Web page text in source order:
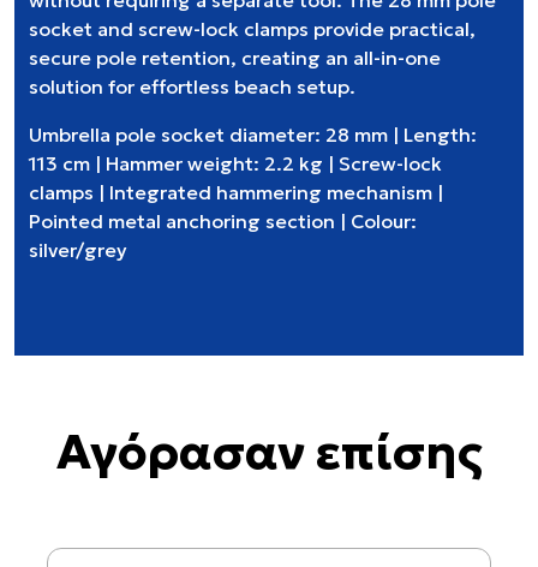
socket and screw-lock clamps provide practical,
secure pole retention, creating an all-in-one
solution for effortless beach setup.
Umbrella pole socket diameter: 28 mm | Length:
113 cm | Hammer weight: 2.2 kg | Screw-lock
clamps | Integrated hammering mechanism |
Pointed metal anchoring section | Colour:
silver/grey
Αγόρασαν επίσης